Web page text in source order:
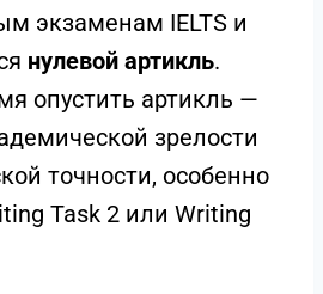
экзаменам IELTS и
нулевой артикль.
опустить артикль —
зрелости
точности, особенно
Task 2 или Writing